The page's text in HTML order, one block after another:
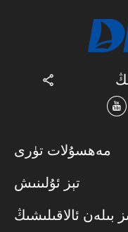
مەھسۇلات تۈرى
تېز ئۇلىنىش
بىلەن ئالاقىلىشىڭ